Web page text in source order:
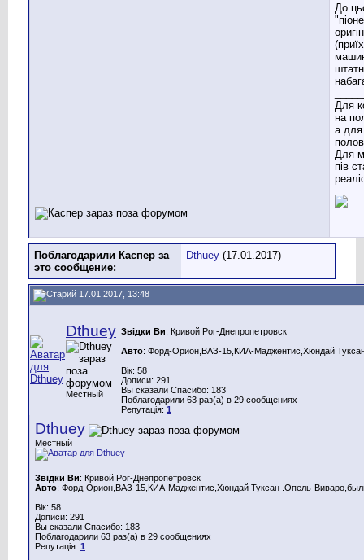
До
Для
на
а для
Для
пів
Поблагодарили Каспер за
это сообщение:
Dthuey (17.01.2017)
17.01.2017, 13:48
Dthuey
Местный
Звідки Ви: Кривой Рог-Днепропетровск
Авто: Форд-Орион,ВАЗ-15,КИА-Маджентис,Хюндай
Вік: 58
Дописи: 291
Вы сказали Спасибо: 183
Поблагодарили 63 раз(а) в 29 сообщениях
Репутація: 1
Dthuey
Местный
Звідки Ви: Кривой Рог-Днепропетровск
Авто: Форд-Орион,ВАЗ-15,КИА-Маджентис,Хюндай Туксан .Опель-
Вік: 58
Дописи: 291
Вы сказали Спасибо: 183
Поблагодарили 63 раз(а) в 29 сообщениях
Репутація: 1